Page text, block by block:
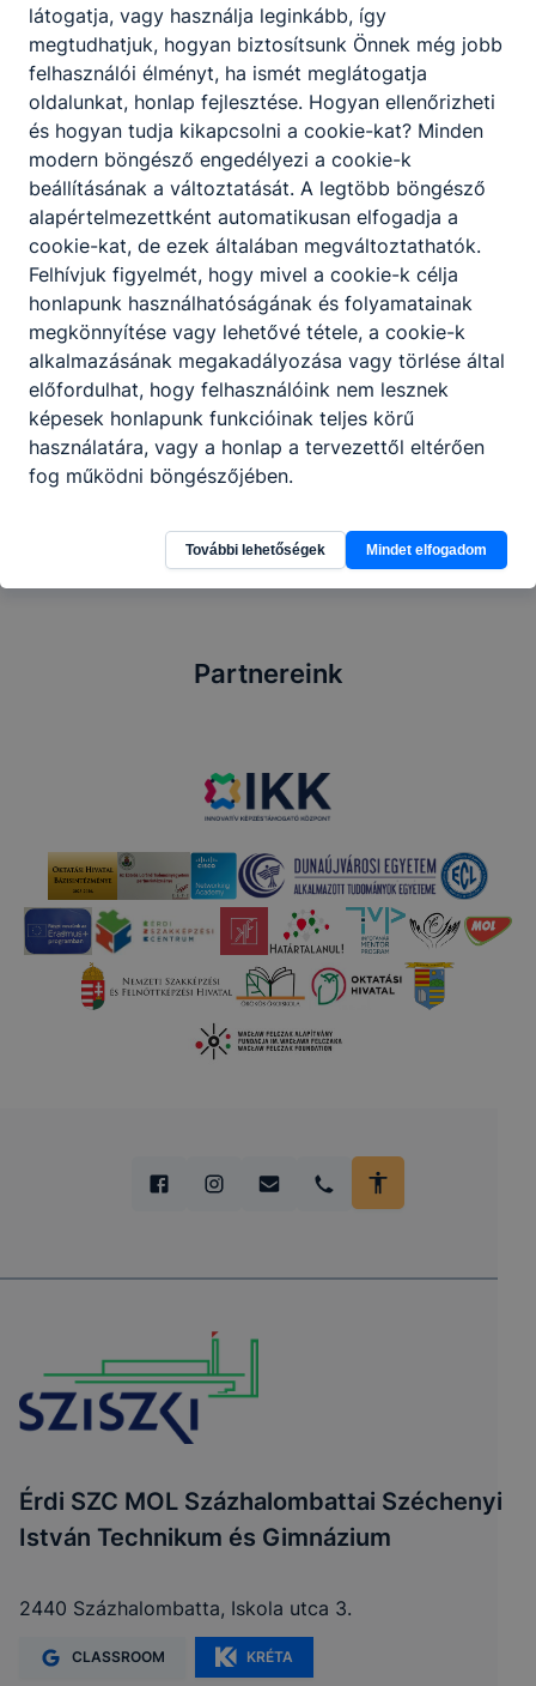
étlap
e-mail
címek
telefon
os
elérhet
ősége
k
🌭🍕🍟
🍰🌭🍕
🍟🍰🌭
🍕🍟🍰
Partnereink
Érdi SZC MOL Százhalombattai Széchenyi
István Technikum és Gimnázium
2440 Százhalombatta, Iskola utca 3.
CLASSROOM KRÉTA
látogatja, vagy használja leginkább, így
megtudhatjuk, hogyan biztosítsunk Önnek még jobb
felhasználói élményt, ha ismét meglátogatja
oldalunkat, honlap fejlesztése. Hogyan ellenőrizheti
és hogyan tudja kikapcsolni a cookie-kat? Minden
modern böngésző engedélyezi a cookie-k
beállításának a változtatását. A legtöbb böngésző
alapértelmezettként automatikusan elfogadja a
cookie-kat, de ezek általában megváltoztathatók.
Felhívjuk figyelmét, hogy mivel a cookie-k célja
honlapunk használhatóságának és folyamatainak
megkönnyítése vagy lehetővé tétele, a cookie-k
alkalmazásának megakadályozása vagy törlése által
előfordulhat, hogy felhasználóink nem lesznek
képesek honlapunk funkcióinak teljes körű
használatára, vagy a honlap a tervezettől eltérően
fog működni böngészőjében.
További lehetőségek Mindet elfogadom